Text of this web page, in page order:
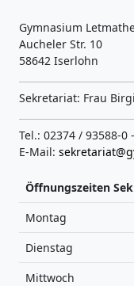
Gymnasium
Aucheler Str. 10
58642 Iserlohn
Sekretariat: Frau
Tel.: 02374 / 93588-0
E-Mail:
Öffnungszeiten
Montag
Dienstag
Mittwoch